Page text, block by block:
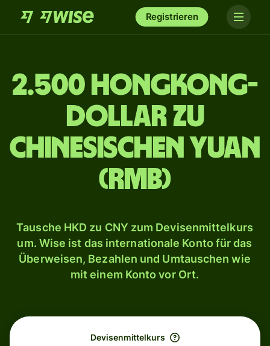
Registrieren
2.500 Hongkong-
Dollar zu
chinesischen Yuan
(RMB)
Tausche HKD zu CNY zum Devisenmittelkurs
um. Wise ist das internationale Konto für das
Überweisen, Bezahlen und Umtauschen wie
mit einem Konto vor Ort.
Devisenmittelkurs